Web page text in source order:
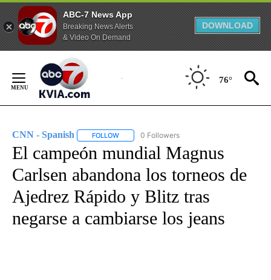
ABC-7 News App
Breaking News Alerts
& Video On Demand
DOWNLOAD
Content
76°
CNN - Spanish FOLLOW FOLLOW "CNN - SPANISH" TO RECEIVE
0 Followers
El campeón mundial Magnus
Carlsen abandona los torneos de
Ajedrez Rápido y Blitz tras
negarse a cambiarse los jeans